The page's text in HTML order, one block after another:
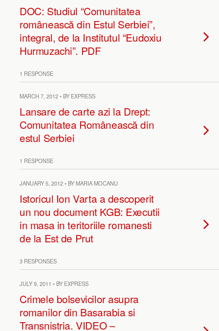
DOC: Studiul “Comunitatea
românească din Estul Serbiei”,
integral, de la Institutul “Eudoxiu
Hurmuzachi”. PDF
1 RESPONSE
MARCH 7, 2012 • BY EXPRESS
Lansare de carte azi la Drept:
Comunitatea Românească din
estul Serbiei
1 RESPONSE
JANUARY 5, 2012 • BY MARIA MOCANU
Istoricul Ion Varta a descoperit
un nou document KGB: Executii
in masa in teritoriile romanesti
de la Est de Prut
3 RESPONSES
JULY 9, 2011 • BY EXPRESS
Crimele bolsevicilor asupra
romanilor din Basarabia si
Transnistria. VIDEO –